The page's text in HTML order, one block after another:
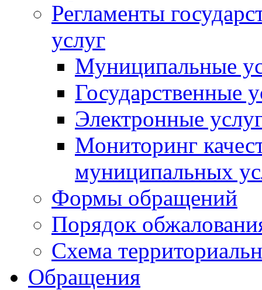
Регламенты
услуг
Муниципальные
Государственные
Электронные
Мониторинг
муниципальных
Формы обращений
Порядок
Схема
Обращения